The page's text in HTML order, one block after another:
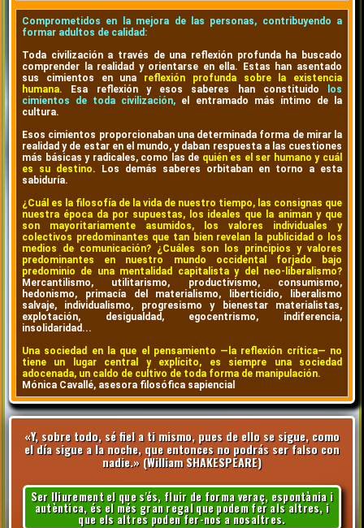
Comprometidos en la mejora de las personas, contribuyendo a
formar adultos de calidad:
Toda civilización a través de una reflexión profunda ha buscado
comprender la realidad y orientarse en ella. Estas han asentado
sus cimientos en una reflexión profunda sobre la existencia
humana. Esa reflexión y esos saberes han constituido
los
cimientos de toda civilización, el entramado más íntimo de la
cultura.
Esos cimientos proporcionaban una determinada forma de mirar la
realidad y de estar en el mundo, y daban respuesta a las cuestiones
más básicas y radicales, como las de quién es el ser humano y cuál
es su destino. Los demás saberes orbitaban en torno a esta
sabiduría.
¿Cuál es la filosofía de la vida de nuestro tiempo, las consignas que
nuestra época da por supuestas, los ideales que la animan y que
son mayoritariamente asumidos, los valores individuales y
colectivos predominantes que tan bien revelan la publicidad o los
medios de comunicación? ¿Cuáles son los principios y valores
predominantes en nuestro mundo occidental forjado bajo
predominio de una mentalidad capitalista y del neo-liberalismo?
Mercantilismo, utilitarismo, productivismo, consumismo,
hedonismo, primacía del materialismo, liberticidio, liberalismo
salvaje, individualismo, progresismo y bienestar materialistas,
explotación, desigualdad, egocentrismo, indiferencia,
insolidaridad...
Una sociedad en la que el pensamiento —la reflexión crítica— no
tiene un lugar central y explícito, es siempre una sociedad
adocenada, un caldo de cultivo de toda forma de manipulación.
Mónica Cavallé, asesora filosófica sapiencial
«Y, sobre todo, sé fiel a ti mismo, pues de ello se sigue, como
el día sigue a la noche, que entonces no podrás ser falso con
nadie.» (William SHAKESPEARE)
Ser lliurement el que s'és, fluir de forma veraç, espontània i
autèntica, és el més gran regal que podem fer als altres, i
que els altres poden fer-nos a nosaltres.